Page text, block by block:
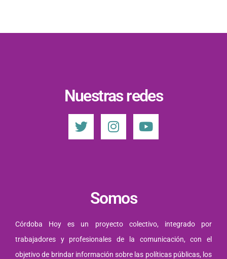
Nuestras redes
Somos
Córdoba Hoy es un proyecto colectivo, integrado por
trabajadores y profesionales de la comunicación, con el
objetivo de brindar información sobre las políticas públicas, los